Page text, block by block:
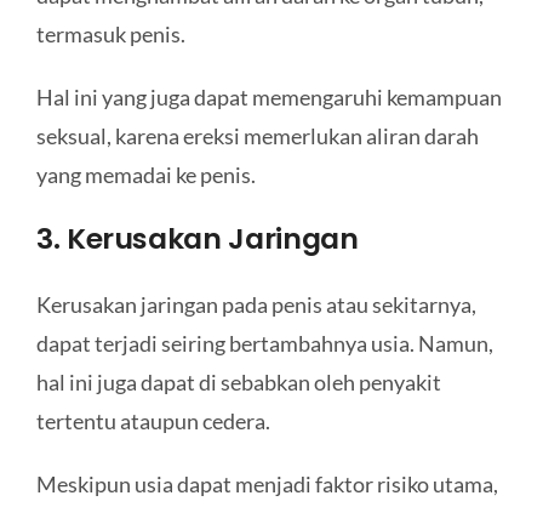
termasuk penis.
Hal ini yang juga dapat memengaruhi kemampuan
seksual, karena ereksi memerlukan aliran darah
yang memadai ke penis.
3. Kerusakan Jaringan
Kerusakan jaringan pada penis atau sekitarnya,
dapat terjadi seiring bertambahnya usia. Namun,
hal ini juga dapat di sebabkan oleh penyakit
tertentu ataupun cedera.
Meskipun usia dapat menjadi faktor risiko utama,